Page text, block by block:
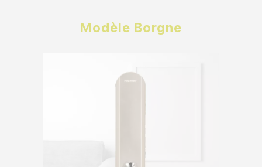
Modèle Borgne